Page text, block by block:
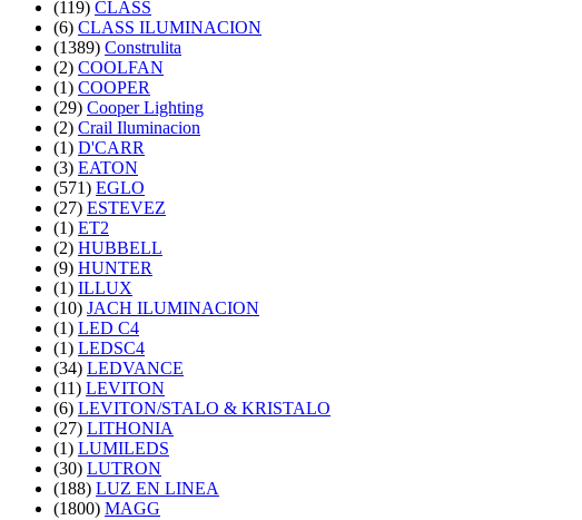
(119) CLASS
(6) CLASS ILUMINACION
(1389) Construlita
(2) COOLFAN
(1) COOPER
(29) Cooper Lighting
(2) Crail Iluminacion
(1) D'CARR
(3) EATON
(571) EGLO
(27) ESTEVEZ
(1) ET2
(2) HUBBELL
(9) HUNTER
(1) ILLUX
(10) JACH ILUMINACION
(1) LED C4
(1) LEDSC4
(34) LEDVANCE
(11) LEVITON
(6) LEVITON/STALO & KRISTALO
(27) LITHONIA
(1) LUMILEDS
(30) LUTRON
(188) LUZ EN LINEA
(1800) MAGG